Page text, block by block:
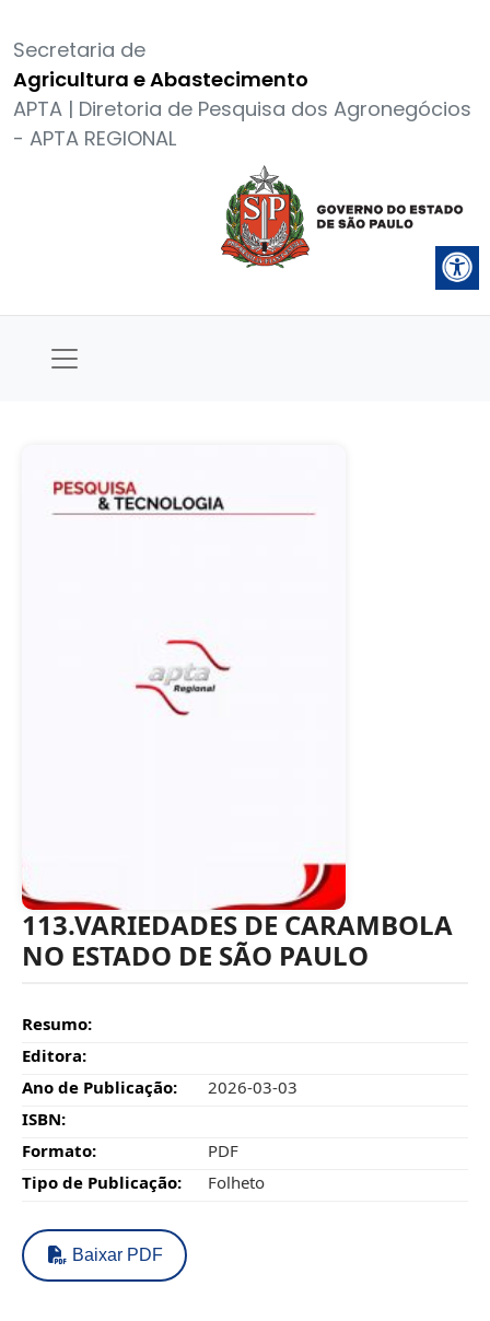
Secretaria de
Agricultura e Abastecimento
APTA | Diretoria de Pesquisa dos Agronegócios
- APTA REGIONAL
113.VARIEDADES DE CARAMBOLA
NO ESTADO DE SÃO PAULO
Resumo:
Editora:
Ano de Publicação:
2026-03-03
ISBN:
Formato:
PDF
Tipo de Publicação:
Folheto
Baixar PDF